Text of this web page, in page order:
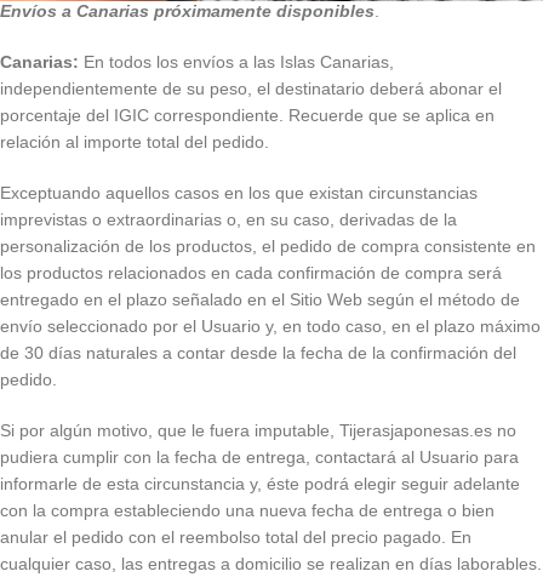
Envíos a Canarias próximamente disponibles
Canarias: En todos los envíos a las Islas Canarias,
independientemente de su peso, el destinatario deberá abonar el
porcentaje del IGIC correspondiente. Recuerde que se aplica en
relación al importe total del pedido.
Exceptuando aquellos casos en los que existan circunstancias
imprevistas o extraordinarias o, en su caso, derivadas de la
personalización de los productos, el pedido de compra consistente en
los productos relacionados en cada confirmación de compra será
entregado en el plazo señalado en el Sitio Web según el método de
envío seleccionado por el Usuario y, en todo caso, en el plazo máximo
de 30 días naturales a contar desde la fecha de la confirmación del
pedido.
Si por algún motivo, que le fuera imputable, Tijerasjaponesas.es no
pudiera cumplir con la fecha de entrega, contactará al Usuario para
informarle de esta circunstancia y, éste podrá elegir seguir adelante
con la compra estableciendo una nueva fecha de entrega o bien
anular el pedido con el reembolso total del precio pagado. En
cualquier caso, las entregas a domicilio se realizan en días laborables.